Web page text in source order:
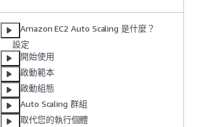
Amazon EC2 Auto Scaling 是什麼？
設定
開始使用
啟動範本
啟動組態
Auto Scaling 群組
取代您的執行個體